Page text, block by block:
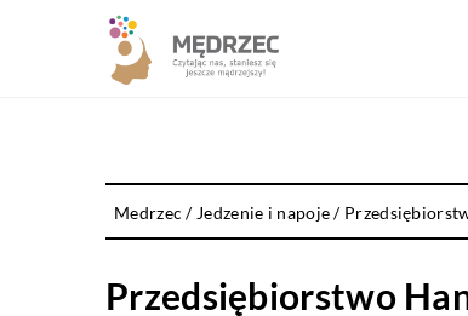
Medrzec / Jedzenie i napoje/
Przedsiębiorstwo